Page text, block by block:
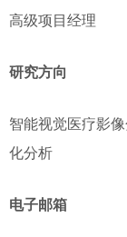
高级项目经理
研究方向
智能视觉医疗影
化分析
电子邮箱